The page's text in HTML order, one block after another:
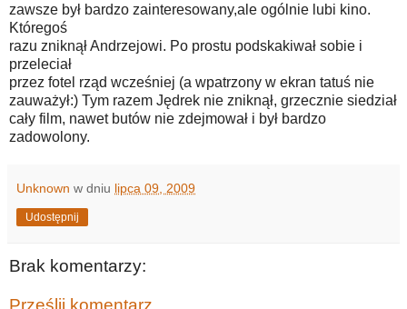
zawsze był bardzo zainteresowany,ale ogólnie lubi kino.
Któregoś
razu zniknął Andrzejowi. Po prostu podskakiwał sobie i
przeleciał
przez fotel rząd wcześniej (a wpatrzony w ekran tatuś nie
zauważył:) Tym razem Jędrek nie zniknął, grzecznie siedział
cały film, nawet butów nie zdejmował i był bardzo
zadowolony.
Unknown w dniu lipca 09, 2009
Udostępnij
Brak komentarzy: